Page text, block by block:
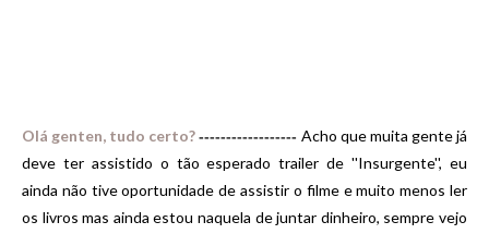
Olá genten, tudo certo? ------------------ Acho que muita gente já
deve ter assistido o tão esperado trailer de ''Insurgente'', eu
ainda não tive oportunidade de assistir o filme e muito menos ler
os livros mas ainda estou naquela de juntar dinheiro, sempre vejo